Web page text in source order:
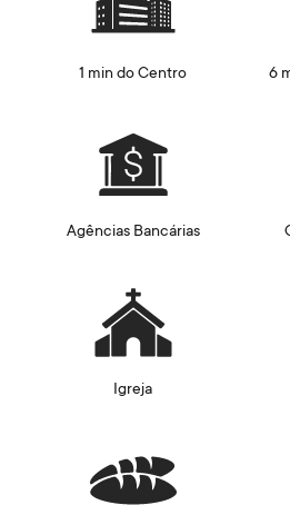
1 min do Centro 6
Agências Bancárias
Igreja